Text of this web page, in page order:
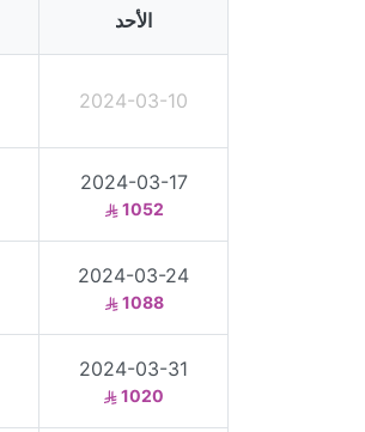
الأحد
2024-03-10
2024-03-17
1052
2024-03-24
1088
2024-03-31
1020